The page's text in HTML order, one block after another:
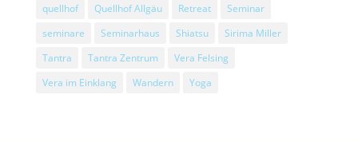
quellhof
Quellhof Allgäu Retreat
Seminar
seminare
Seminarhaus Shiatsu
Sirima Miller
Tantra
Tantra Zentrum
Vera Felsing
Vera im Einklang
Wandern Yoga